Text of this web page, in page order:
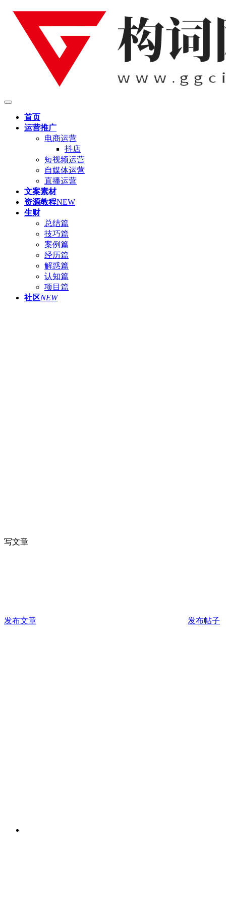
首页
运营推广
电商运营
抖店
短视频运营
自媒体运营
直播运营
文案素材
资源教程NEW
生财
总结篇
技巧篇
案例篇
经历篇
解惑篇
认知篇
项目篇
社区NEW
写文章
发布文章 发布帖子